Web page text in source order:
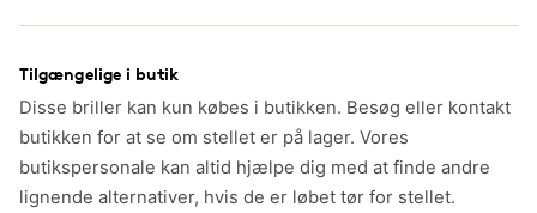
Tilgængelige i butik
Disse briller kan kun købes i butikken. Besøg eller kontakt
butikken for at se om stellet er på lager. Vores
butikspersonale kan altid hjælpe dig med at finde andre
lignende alternativer, hvis de er løbet tør for stellet.